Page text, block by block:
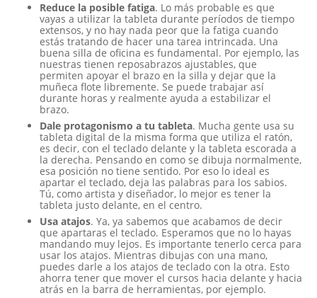
Reduce la posible fatiga. Lo más probable es que
vayas a utilizar la tableta durante períodos de tiempo
extensos, y no hay nada peor que la fatiga cuando
estás tratando de hacer una tarea intrincada. Una
buena silla de oficina es fundamental. Por ejemplo, las
nuestras tienen reposabrazos ajustables, que
permiten apoyar el brazo en la silla y dejar que la
muñeca flote libremente. Se puede trabajar así
durante horas y realmente ayuda a estabilizar el
brazo.
Dale protagonismo a tu tableta. Mucha gente usa su
tableta digital de la misma forma que utiliza el ratón,
es decir, con el teclado delante y la tableta escorada a
la derecha. Pensando en como se dibuja normalmente,
esa posición no tiene sentido. Por eso lo ideal es
apartar el teclado, deja las palabras para los sabios.
Tú, como artista y diseñador, lo mejor es tener la
tableta justo delante, en el centro.
Usa atajos. Ya, ya sabemos que acabamos de decir
que apartaras el teclado. Esperamos que no lo hayas
mandando muy lejos. Es importante tenerlo cerca para
usar los atajos. Mientras dibujas con una mano,
puedes darle a los atajos de teclado con la otra. Esto
ahorra tener que mover el cursos hacia delante y hacia
atrás en la barra de herramientas, por ejemplo.